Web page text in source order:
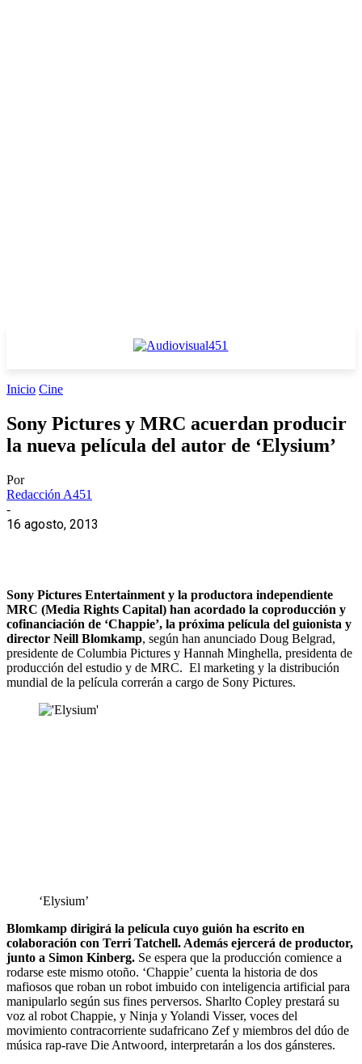
Inicio Cine
Sony Pictures y MRC acuerdan producir
la nueva película del autor de ‘Elysium’
Por
Redacción A451
-
16 agosto, 2013
Sony Pictures Entertainment y la productora independiente
MRC (Media Rights Capital) han acordado la coproducción y
cofinanciación de ‘Chappie’, la próxima película del guionista y
director Neill Blomkamp, según han anunciado Doug Belgrad,
presidente de Columbia Pictures y Hannah Minghella, presidenta de
producción del estudio y de MRC. El marketing y la distribución
mundial de la película correrán a cargo de Sony Pictures.
‘Elysium’
Blomkamp dirigirá la película cuyo guión ha escrito en
colaboración con Terri Tatchell. Además ejercerá de productor,
junto a Simon Kinberg. Se espera que la producción comience a
rodarse este mismo otoño. ‘Chappie’ cuenta la historia de dos
mafiosos que roban un robot imbuido con inteligencia artificial para
manipularlo según sus fines perversos. Sharlto Copley prestará su
voz al robot Chappie, y Ninja y Yolandi Visser, voces del
movimiento contracorriente sudafricano Zef y miembros del dúo de
música rap-rave Die Antwoord, interpretarán a los dos gánsteres.